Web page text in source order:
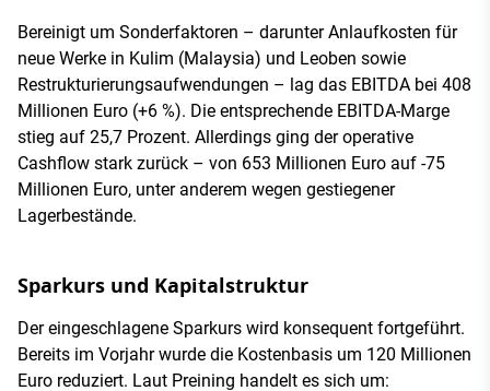
Bereinigt um Sonderfaktoren – darunter Anlaufkosten für
neue Werke in Kulim (Malaysia) und Leoben sowie
Restrukturierungsaufwendungen – lag das EBITDA bei 408
Millionen Euro (+6 %). Die entsprechende EBITDA-Marge
stieg auf 25,7 Prozent. Allerdings ging der operative
Cashflow stark zurück – von 653 Millionen Euro auf -75
Millionen Euro, unter anderem wegen gestiegener
Lagerbestände.
Sparkurs und Kapitalstruktur
Der eingeschlagene Sparkurs wird konsequent fortgeführt.
Bereits im Vorjahr wurde die Kostenbasis um 120 Millionen
Euro reduziert. Laut Preining handelt es sich um: